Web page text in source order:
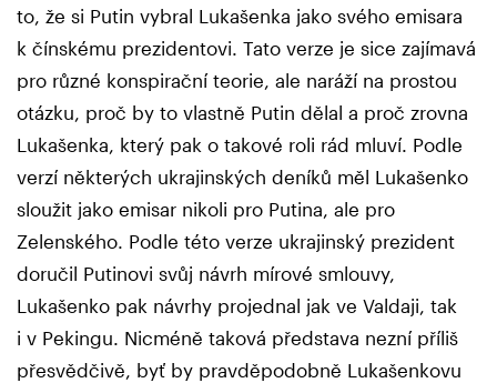
to, že si Putin vybral Lukašenka jako svého emisara
k čínskému prezidentovi. Tato verze je sice zajímavá
pro různé konspirační teorie, ale naráží na prostou
otázku, proč by to vlastně Putin dělal a proč zrovna
Lukašenka, který pak o takové roli rád mluví. Podle
verzí některých ukrajinských deníků měl Lukašenko
sloužit jako emisar nikoli pro Putina, ale pro
Zelenského. Podle této verze ukrajinský prezident
doručil Putinovi svůj návrh mírové smlouvy,
Lukašenko pak návrhy projednal jak ve Valdaji, tak
i v Pekingu. Nicméně taková představa nezní příliš
přesvědčivě, byť by pravděpodobně Lukašenkovu